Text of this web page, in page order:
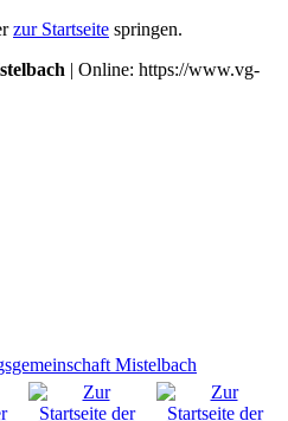
zur Startseite springen.
| Online: https://www.vg-